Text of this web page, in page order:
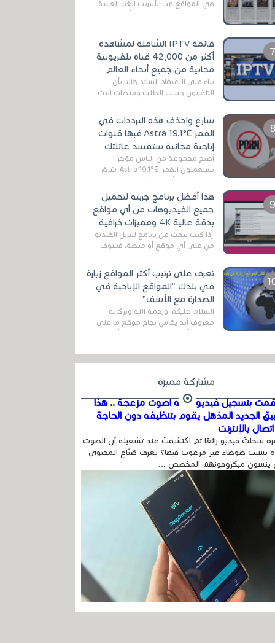
هي المواقع عبر الأنترنت الغير العربية
التي تقدم خدمة تحميل الأفلام على
قائمة IPTV الشاملة لمشاهدة
أكثر من 42,000 قناة تلفزيونية
مجانية من جميع أنحاء العالم
بناءً على الاعتقاد السائد حاليًا بأن
التلفزيون حسب الطلب ومنصات البث
سارع واحذف هذه الترددات في
القمر Astra 19.1°E فبها قنوات
إباحية مجانية ستفسد عائلتك
أصبح مجموعة من الناس مؤخر ا
يستعملون القمر Astra 19.1°E شرق
وذلك بسبب أن هذا الأخير يتوفرعلى
قنوات مميزة جدا تنقل العديد من البرامج
اله...
هذا أفضل برنامج جربته لتحميل
جميع الفيديوهات من أي مواقع
بدقة عالية 4K ومميزات خرافية
إذا كنت تبحث عن برنامج لتنزيل الفيديو
من على أي موقع أو منصة، فسوف
الخاصة بالبرامج والتطبيقات في هذا
المج...
تعرف على ترتيب أكثر المواقع زيارة
في بلدك "المواقع الإباحية في
الصدارة مع الأسف"
السلام عليكم ورحمة الله وبركاته
معروف أنه يقاس نجاح موقع ما على
في...
مشاركة مميزة
بتسجيل فيديو وفيه أصوت مزعجة .. هذا
الجديد المذهل يقوم بتنظيفه دون الحاجة
بالإنترنت
سجلتَ فيديو رائعًا ثم اكتشفتَ عند تشغيله أن الصوت
بسبب ضوضاء غير مرغوب فيها؟ يعرف صُنّاع المحتوى
ينسون ميكروفونهم المخصص ...